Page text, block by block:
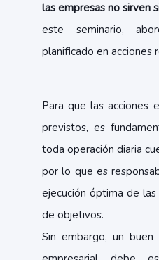
las empresas no sirven
este seminario,
planificado en acciones
Para que las acciones
previstos, es
toda operación diaria
por lo que es
ejecución óptima de
de objetivos.
Sin embargo, un